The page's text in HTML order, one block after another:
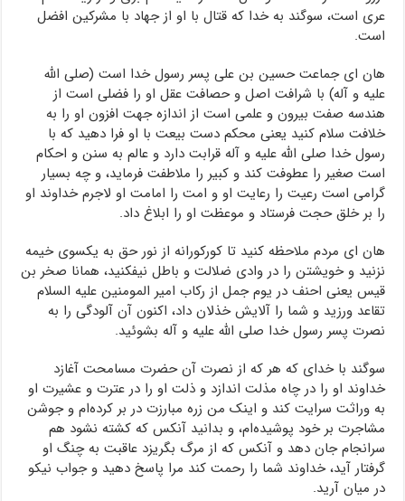
عری است، سوگند به خدا که قتال با او از جهاد با مشرکین افضل
است.
هان ای جماعت حسین بن علی پسر رسول خدا است (صلی الله
علیه و آله) با شرافت اصل و حصافت عقل او را فضلی است از
هندسه صفت بیرون و علمی است از اندازه جهت افزون او را به
خلافت سلام کنید یعنی محکم دست بیعت با او فرا دهید که با
رسول خدا صلی الله علیه و آله قرابت دارد و عالم به سنن و احکام
است صغیر را عطوفت کند و کبیر را ملاطفت فرماید، و چه بسیار
گرامی است رعیت را رعایت او و امت را امامت او لاجرم خداوند او
را بر خلق حجت فرستاد و موعظت او را ابلاغ داد.
هان ای مردم ملاحظه کنید تا کورکورانه از نور حق به یکسوی خیمه
نزنید و خویشتن را در وادی ضلالت و باطل نیفکنید، همانا صخر بن
قیس یعنی احنف در یوم جمل از رکاب امیر المومنین علیه السلام
تقاعد ورزید و شما را آلایش خذلان داد، اکنون آن آلودگی را به
نصرت پسر رسول خدا صلی الله علیه و آله بشوئید.
سوگند با خدای که هر که از نصرت آن حضرت مسامحت آغازد
خداوند او را در چاه مذلت اندازد و ذلت او را در عترت و عشیرت او
به وراثت سرایت کند و اینک من زره مبارزت در بر کرده‌ام و جوشن
مشاجرت بر خود پوشیده‌ام، و بدانید آنکس که کشته نشود هم
سرانجام جان دهد و آنکس که از مرگ بگریزد عاقبت به چنگ او
گرفتار آید، خداوند شما را رحمت کند مرا پاسخ دهید و جواب نیکو
در میان آرید.